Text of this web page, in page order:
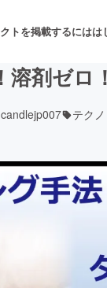
トを掲載するにはは
ス開発
溶剤ゼ
candlejp007 テク